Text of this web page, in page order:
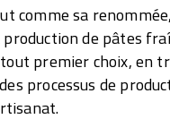
comme sa
de pâtes
premier choix, en
processus de